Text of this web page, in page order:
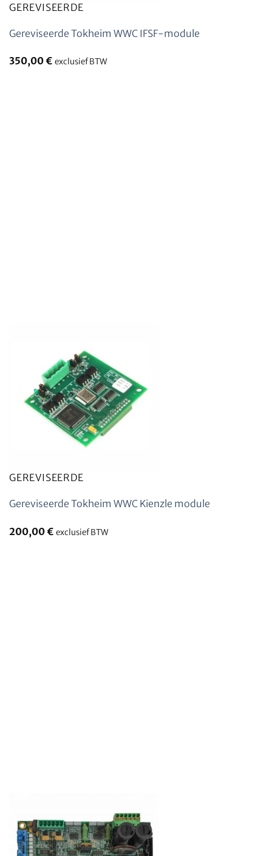
GEREVISEERDE
Gereviseerde Tokheim WWC IFSF-module
350,00€ exclusief BTW
GEREVISEERDE
Gereviseerde Tokheim WWC Kienzle module
200,00€ exclusief BTW